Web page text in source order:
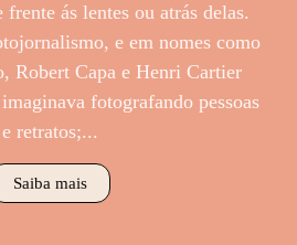
frente ás lentes ou atrás delas.
e em nomes como
Robert Capa e Henri Cartier
fotografando pessoas
e retratos;...
Saiba mais